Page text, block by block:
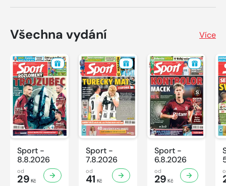
Všechna vydání Více
Sport -
8.8.2026
od
29 Kč
Sport -
7.8.2026
od
41 Kč
Sport -
6.8.2026
od
29 Kč